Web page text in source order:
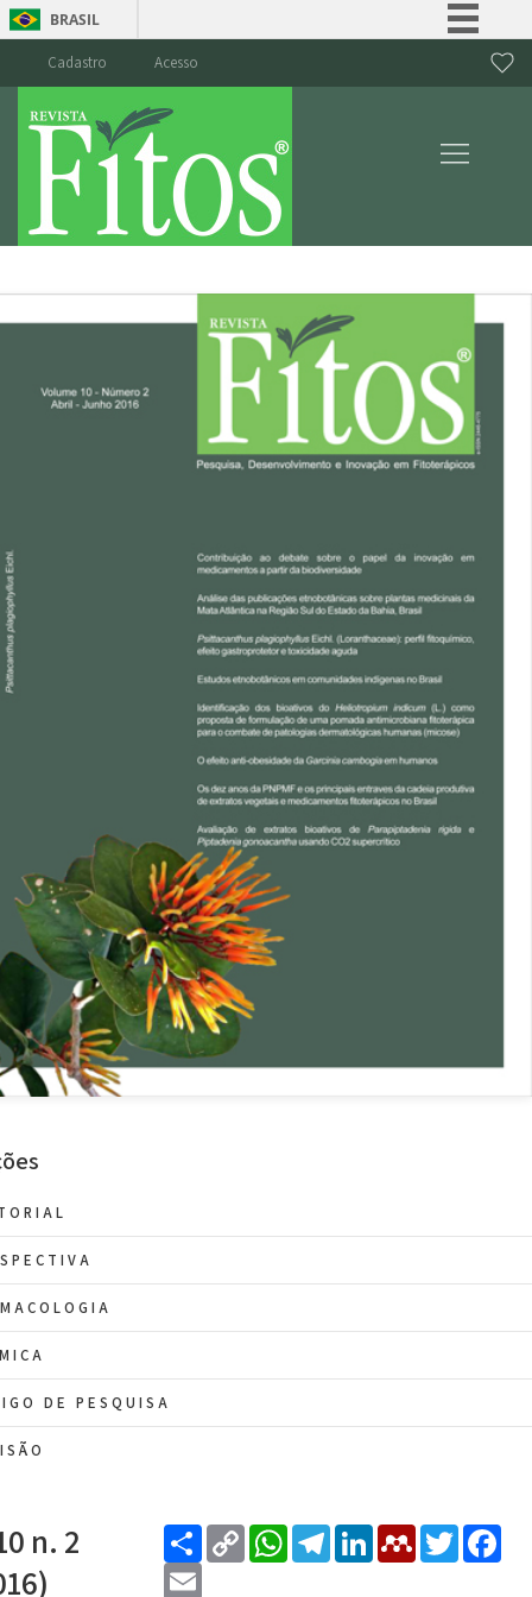
BRASIL
Canais
Cadastro Acesso
DE PESQUISA
n. 2
ShareCopy
LinkWhatsApp
Telegram
LinkedIn
Email